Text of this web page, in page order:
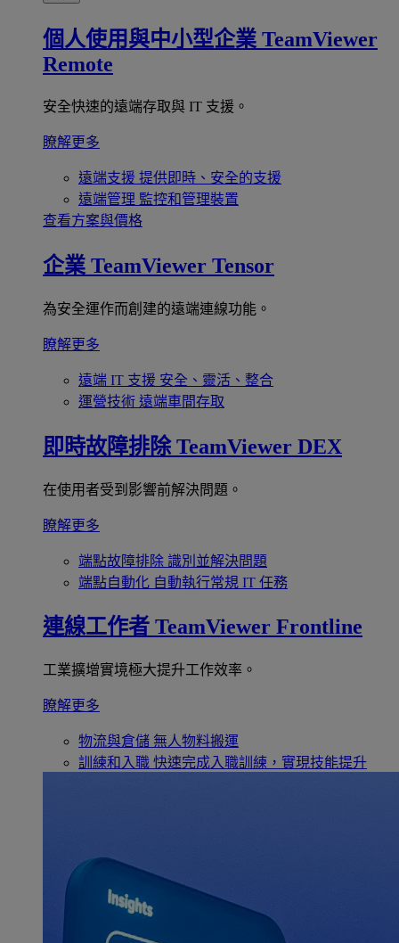
個人使用與中小型企業 TeamViewer
Remote
安全快速的遠端存取與 IT 支援。
瞭解更多
遠端支援 提供即時、安全的支援
遠端管理 監控和管理裝置
查看方案與價格
企業 TeamViewer Tensor
為安全運作而創建的遠端連線功能。
瞭解更多
遠端 IT 支援 安全、靈活、整合
運營技術 遠端車間存取
即時故障排除 TeamViewer DEX
在使用者受到影響前解決問題。
瞭解更多
端點故障排除 識別並解決問題
端點自動化 自動執行常規 IT 任務
連線工作者 TeamViewer Frontline
工業擴增實境極大提升工作效率。
瞭解更多
物流與倉儲 無人物料搬運
訓練和入職 快速完成入職訓練，實現技能提升